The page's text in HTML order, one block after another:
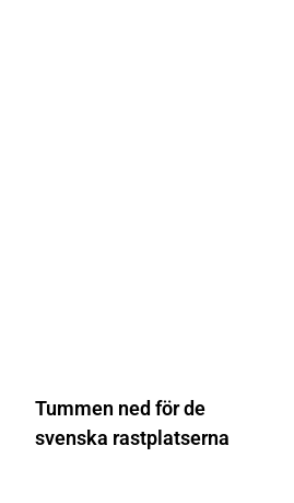
Tummen ned för de
svenska rastplatserna